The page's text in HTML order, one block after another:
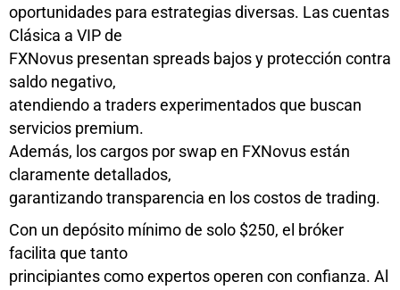
oportunidades para estrategias diversas. Las cuentas
Clásica a VIP de
FXNovus presentan spreads bajos y protección contra
saldo negativo,
atendiendo a traders experimentados que buscan
servicios premium.
Además, los cargos por swap en FXNovus están
claramente detallados,
garantizando transparencia en los costos de trading.
Con un depósito mínimo de solo $250, el bróker
facilita que tanto
principiantes como expertos operen con confianza. Al